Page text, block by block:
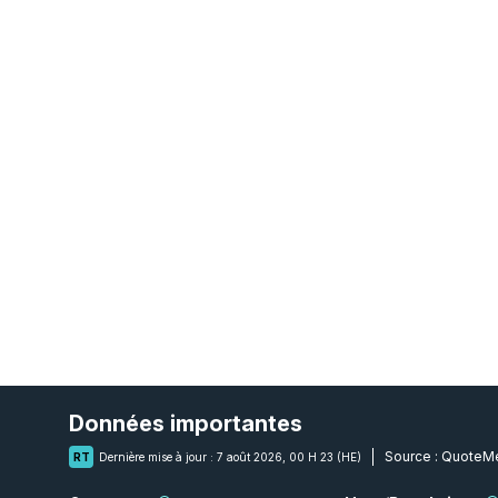
Données importantes
RT Dernière mise à jour : 7 août 2026, 00 H 23 (HE) Source :